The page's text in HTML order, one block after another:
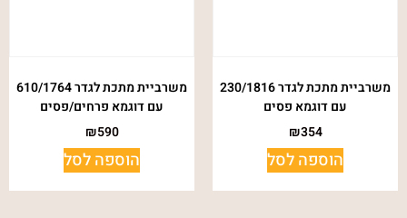
משרביית מתכת לגדר 230/1816
עם דוגמא פסים
₪354
הוספה לסל
משרביית מתכת לגדר 610/1764
עם דוגמא פרחים/פסים
₪590
הוספה לסל